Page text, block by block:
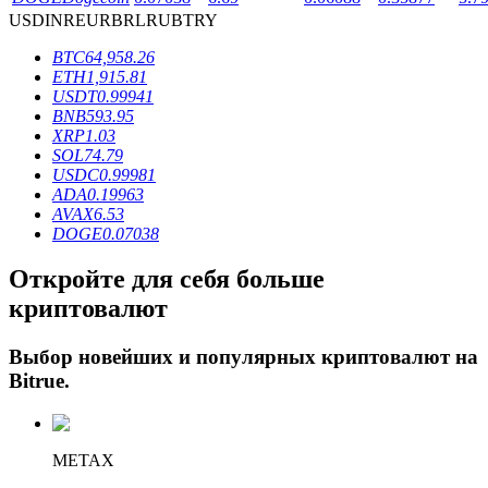
Блокировки BTR
Эксклюзивные инвестиции для владельцев BTR
USDINREURBRLRUBTRY
BTC64,958.26
ETH1,915.81
USDT0.99941
BNB593.95
XRP1.03
SOL74.79
USDC0.99981
ADA0.19963
AVAX6.53
DOGE0.07038
Откройте для себя больше
криптовалют
Выбор новейших и популярных криптовалют на
Bitrue.
METAX